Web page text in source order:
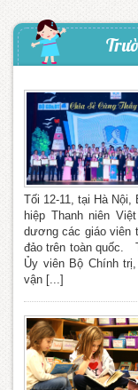
Tối 12-11, tại Hà
hiệp Thanh niên
dương các giáo viên
đảo trên toàn quốc.
Ủy viên Bộ Chính
vận [...]